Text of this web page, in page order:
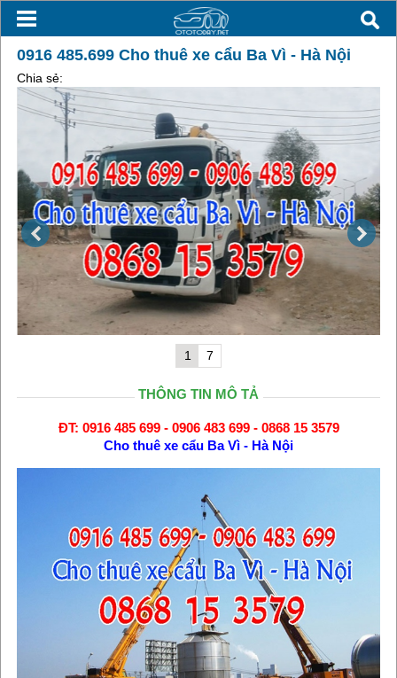
0916 485.699 Cho thuê xe cẩu Ba Vì - Hà Nội
Chia sẻ:
1 7
THÔNG TIN MÔ TẢ
ĐT: 0916 485 699 - 0906 483 699 - 0868 15 3579
Cho thuê xe cẩu Ba Vì - Hà Nội